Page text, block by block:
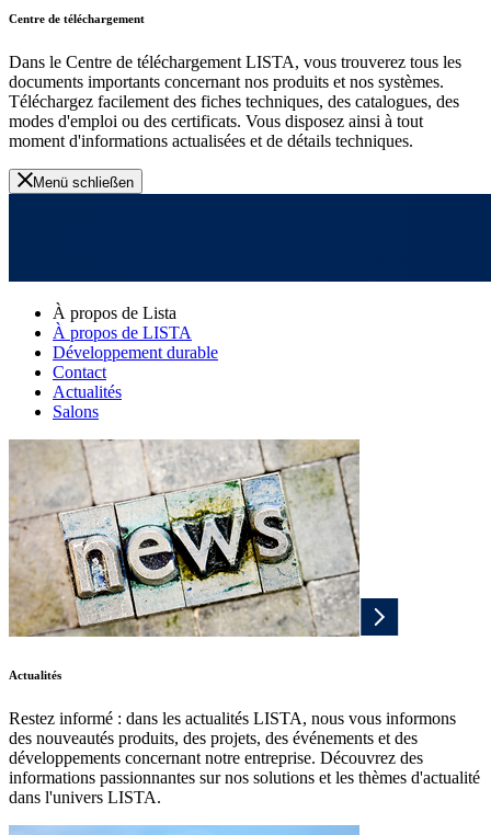
Centre de téléchargement
Dans le Centre de téléchargement LISTA, vous trouverez tous les
documents importants concernant nos produits et nos systèmes.
Téléchargez facilement des fiches techniques, des catalogues, des
modes d'emploi ou des certificats. Vous disposez ainsi à tout
moment d'informations actualisées et de détails techniques.
Menü schließen
À propos de Lista
À propos de LISTA
Développement durable
Contact
Actualités
Salons
Actualités
Restez informé : dans les actualités LISTA, nous vous informons
des nouveautés produits, des projets, des événements et des
développements concernant notre entreprise. Découvrez des
informations passionnantes sur nos solutions et les thèmes d'actualité
dans l'univers LISTA.